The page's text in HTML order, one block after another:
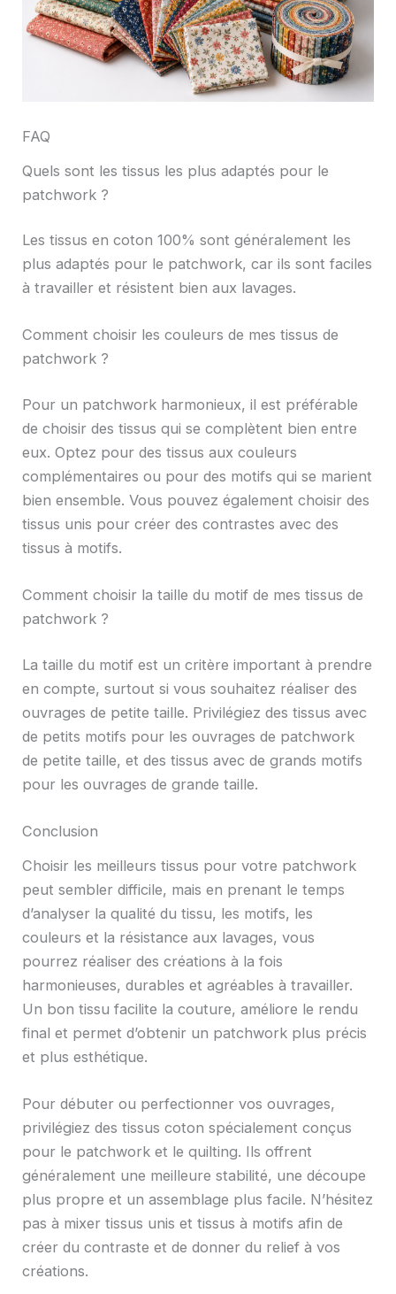
FAQ
Quels sont les tissus les plus adaptés pour le
patchwork ?
Les tissus en coton 100% sont généralement les
plus adaptés pour le patchwork, car ils sont faciles
à travailler et résistent bien aux lavages.
Comment choisir les couleurs de mes tissus de
patchwork ?
Pour un patchwork harmonieux, il est préférable
de choisir des tissus qui se complètent bien entre
eux. Optez pour des tissus aux couleurs
complémentaires ou pour des motifs qui se marient
bien ensemble. Vous pouvez également choisir des
tissus unis pour créer des contrastes avec des
tissus à motifs.
Comment choisir la taille du motif de mes tissus de
patchwork ?
La taille du motif est un critère important à prendre
en compte, surtout si vous souhaitez réaliser des
ouvrages de petite taille. Privilégiez des tissus avec
de petits motifs pour les ouvrages de patchwork
de petite taille, et des tissus avec de grands motifs
pour les ouvrages de grande taille.
Conclusion
Choisir les meilleurs tissus pour votre patchwork
peut sembler difficile, mais en prenant le temps
d’analyser la qualité du tissu, les motifs, les
couleurs et la résistance aux lavages, vous
pourrez réaliser des créations à la fois
harmonieuses, durables et agréables à travailler.
Un bon tissu facilite la couture, améliore le rendu
final et permet d’obtenir un patchwork plus précis
et plus esthétique.
Pour débuter ou perfectionner vos ouvrages,
privilégiez des tissus coton spécialement conçus
pour le patchwork et le quilting. Ils offrent
généralement une meilleure stabilité, une découpe
plus propre et un assemblage plus facile. N’hésitez
pas à mixer tissus unis et tissus à motifs afin de
créer du contraste et de donner du relief à vos
créations.